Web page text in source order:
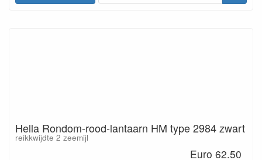
Hella Rondom-rood-lantaarn HM type 2984 zwart
reikkwijdte 2 zeemijl
Euro 62.50